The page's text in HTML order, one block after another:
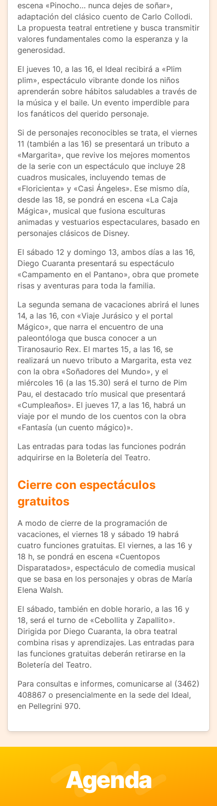
escena «Pinocho… nunca dejes de soñar»,
adaptación del clásico cuento de Carlo Collodi.
La propuesta teatral entretiene y busca transmitir
valores fundamentales como la esperanza y la
generosidad.
El jueves 10, a las 16, el Ideal recibirá a «Plim
plim», espectáculo vibrante donde los niños
aprenderán sobre hábitos saludables a través de
la música y el baile. Un evento imperdible para
los fanáticos del querido personaje.
Si de personajes reconocibles se trata, el viernes
11 (también a las 16) se presentará un tributo a
«Margarita», que revive los mejores momentos
de la serie con un espectáculo que incluye 28
cuadros musicales, incluyendo temas de
«Floricienta» y «Casi Ángeles». Ese mismo día,
desde las 18, se pondrá en escena «La Caja
Mágica», musical que fusiona esculturas
animadas y vestuarios espectaculares, basado en
personajes clásicos de Disney.
El sábado 12 y domingo 13, ambos días a las 16,
Diego Cuaranta presentará su espectáculo
«Campamento en el Pantano», obra que promete
risas y aventuras para toda la familia.
La segunda semana de vacaciones abrirá el lunes
14, a las 16, con «Viaje Jurásico y el portal
Mágico», que narra el encuentro de una
paleontóloga que busca conocer a un
Tiranosaurio Rex. El martes 15, a las 16, se
realizará un nuevo tributo a Margarita, esta vez
con la obra «Soñadores del Mundo», y el
miércoles 16 (a las 15.30) será el turno de Pim
Pau, el destacado trío musical que presentará
«Cumpleaños». El jueves 17, a las 16, habrá un
viaje por el mundo de los cuentos con la obra
«Fantasía (un cuento mágico)».
Las entradas para todas las funciones podrán
adquirirse en la Boletería del Teatro.
Cierre con espectáculos
gratuitos
A modo de cierre de la programación de
vacaciones, el viernes 18 y sábado 19 habrá
cuatro funciones gratuitas. El viernes, a las 16 y
18 h, se pondrá en escena «Cuentopos
Disparatados», espectáculo de comedia musical
que se basa en los personajes y obras de María
Elena Walsh.
El sábado, también en doble horario, a las 16 y
18, será el turno de «Cebollita y Zapallito».
Dirigida por Diego Cuaranta, la obra teatral
combina risas y aprendizajes. Las entradas para
las funciones gratuitas deberán retirarse en la
Boletería del Teatro.
Para consultas e informes, comunicarse al (3462)
408867 o presencialmente en la sede del Ideal,
en Pellegrini 970.
Agenda